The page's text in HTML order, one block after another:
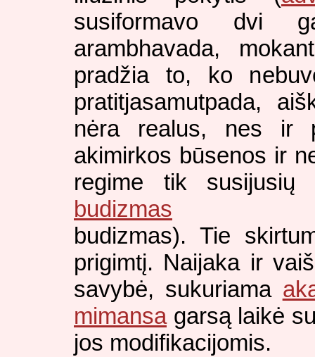
susiformavo dvi
arambhavada,
pradžia to, ko
pratitjasamutpada,
nėra realus, nes ir
akimirkos būsenos ir
regime tik susijusių
budizmas
budizmas). Tie
prigimtį. Naijaka ir
savybė, sukuriama
mimansagarsą laikė
jos modifikacijomis.